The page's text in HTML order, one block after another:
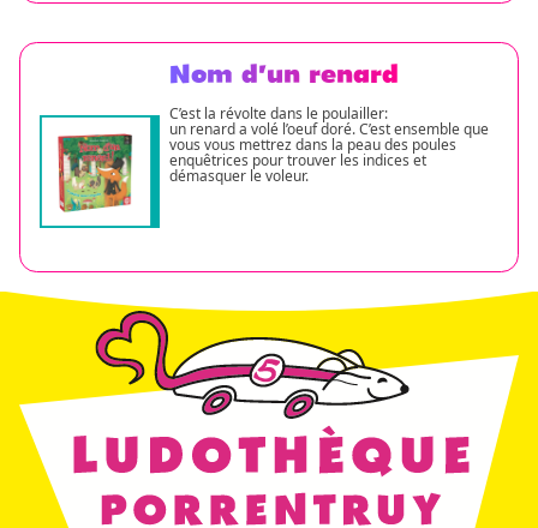
Nom d’un renard
C’est la révolte dans le poulailler:
un renard a volé l’oeuf doré. C’est ensemble que
vous vous mettrez dans la peau des poules
enquêtrices pour trouver les indices et
démasquer le voleur.